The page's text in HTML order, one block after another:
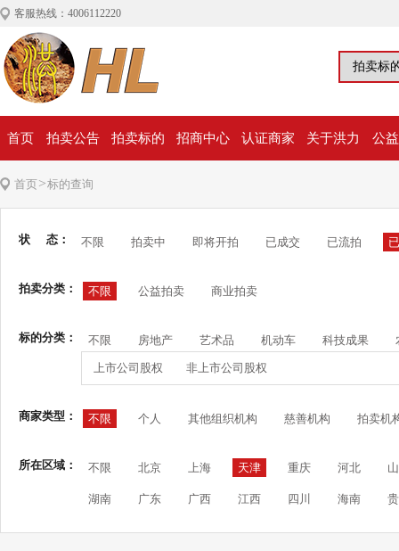
客服热线：4006112220
首页 拍卖公告 拍卖标的 招商中心 认证商家 关于洪力 公
首页>标的查询
状 态： 不限 拍卖中 即将开拍 已成交 已流拍
拍卖分类： 不限 公益拍卖 商业拍卖
标的分类： 不限 房地产 艺术品 机动车 科技成果
上市公司股权 非上市公司股权
商家类型： 不限 个人 其他组织机构 慈善机构 拍卖机
所在区域： 不限 北京 上海 天津 重庆 河北
湖南 广东 广西 江西 四川 海南